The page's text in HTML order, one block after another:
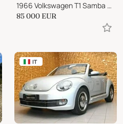
1966 Volkswagen T1 Samba Taxi
85 000 EUR
IT